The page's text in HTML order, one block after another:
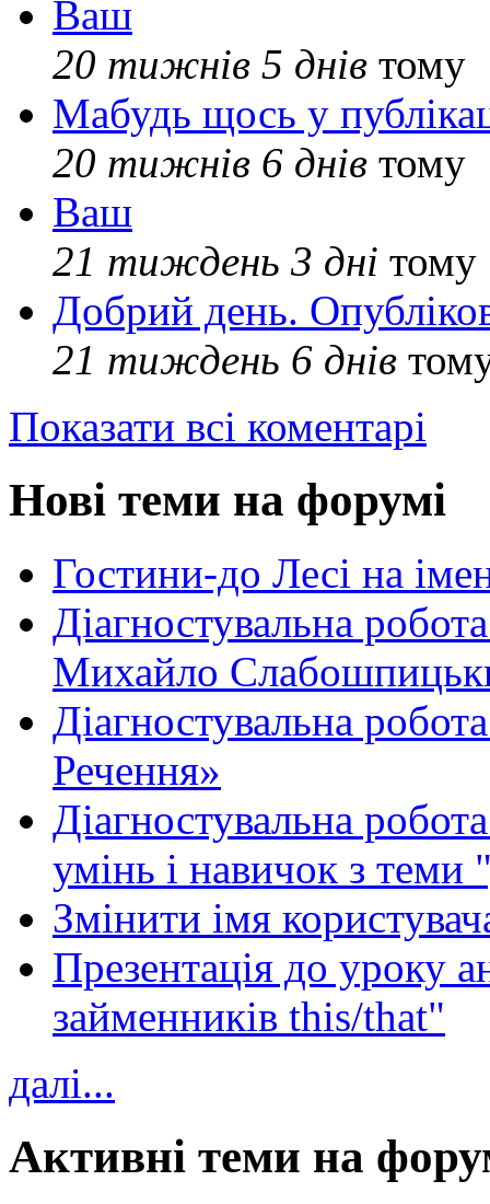
Ваш
20 тижнів 5 днів тому
Мабудь щось у
20 тижнів 6 днів тому
Ваш
21 тиждень 3 дні тому
Добрий день.
21 тиждень 6 днів
Показати всі коментарі
Нові теми на форумі
Гостини-до Лесі на
Діагностувальна
Михайло
Діагностувальна
Речення»
Діагностувальна
умінь і навичок з теми
Змінити імя
Презентація до уроку
займенників this/that"
далі...
Активні теми на